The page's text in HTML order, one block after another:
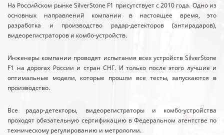
На Российском рынке SilverStone F1 присутствует с 2010 года. Одно из
основных направлений компании в настоящее время, это
разработка и производство радар-детекторов (антирадаров),
видеорегистраторов и комбо-устройств.
Инженеры компании проводят испытания всех устройств SilverStone
F1 на дорогах России и стран СНГ. И только после этого лучшие и
оптимальные модели, которые прошли все тесты, запускаются в
производство.
Все радар-детекторы, видеорегистраторы и комбо-устройства
проходят обязательную сертификацию в Федеральном агентстве по
техническому регулированию и метрологии.